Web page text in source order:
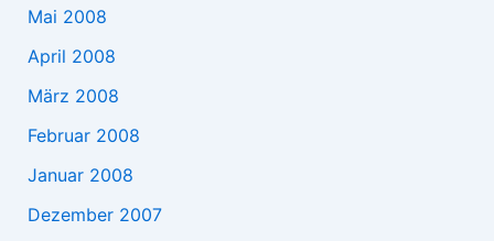
Mai 2008
April 2008
März 2008
Februar 2008
Januar 2008
Dezember 2007